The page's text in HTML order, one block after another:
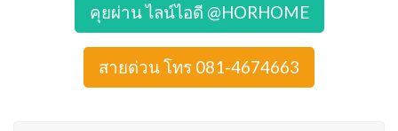
คุยผ่าน ไลน์ไอดี @HORHOME
สายด่วน โทร 081-4674663